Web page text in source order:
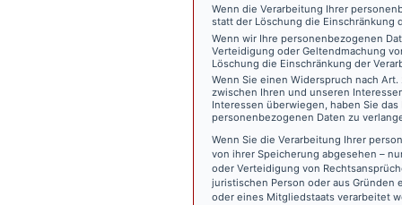
Wenn die Verarbeitung Ihrer
statt der Löschung die Einschränkung
Wenn wir Ihre personenbezogenen
Verteidigung oder Geltendmachung
Löschung die Einschränkung der
Wenn Sie einen Widerspruch nach
zwischen Ihren und unseren
Interessen überwiegen, haben Sie
personenbezogenen Daten zu
Wenn Sie die Verarbeitung Ihrer
von ihrer Speicherung abgesehen –
oder Verteidigung von
juristischen Person oder aus
oder eines Mitgliedstaats verarbeitet